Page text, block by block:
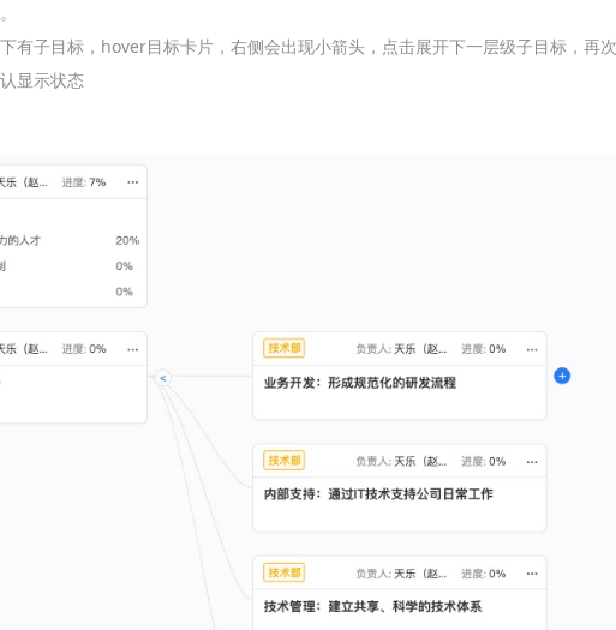
有子目标，hover目标卡片，右侧会出现小箭头，点击展开下一层级子目标，再
显示状态